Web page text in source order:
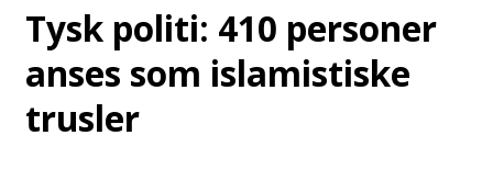
Tysk politi: 410 personer
anses som islamistiske
trusler